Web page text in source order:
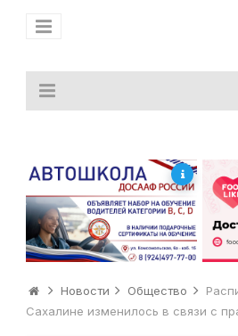
Новости Общество
Сахалине изменилось в связи с